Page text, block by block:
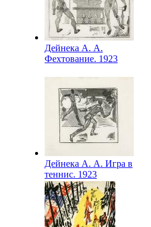
Дейнека А. А.
Фехтование. 1923
Дейнека А. А. Игра в
теннис. 1923